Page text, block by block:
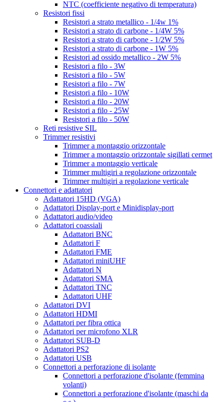
NTC (coefficiente negativo di temperatura)
Resistori fissi
Resistori a strato metallico - 1/4w 1%
Resistori a strato di carbone - 1/4W 5%
Resistori a strato di carbone - 1/2W 5%
Resistori a strato di carbone - 1W 5%
Resistori ad ossido metallico - 2W 5%
Resistori a filo - 3W
Resistori a filo - 5W
Resistori a filo - 7W
Resistori a filo - 10W
Resistori a filo - 20W
Resistori a filo - 25W
Resistori a filo - 50W
Reti resistive SIL
Trimmer resistivi
Trimmer a montaggio orizzontale
Trimmer a montaggio orizzontale sigillati cermet
Trimmer a montaggio verticale
Trimmer multigiri a regolazione orizzontale
Trimmer multigiri a regolazione verticale
Connettori e adattatori
Adattatori 15HD (VGA)
Adattatori Display-port e Minidisplay-port
Adattatori audio/video
Adattatori coassiali
Adattatori BNC
Adattatori F
Adattatori FME
Adattatori miniUHF
Adattatori N
Adattatori SMA
Adattatori TNC
Adattatori UHF
Adattatori DVI
Adattatori HDMI
Adattatori per fibra ottica
Adattatori per microfono XLR
Adattatori SUB-D
Adattatori PS2
Adattatori USB
Connettori a perforazione di isolante
Connettori a perforazione d'isolante (femmina
volanti)
Connettori a perforazione d'isolante (maschi da